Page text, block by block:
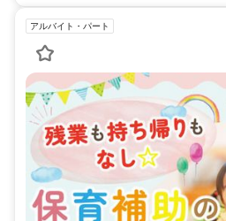
アルバイト・パート